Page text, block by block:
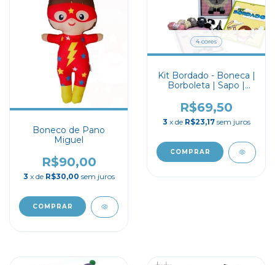
Boneco de Pano
Miguel
R$90,00
3 x de R$30,00 sem juros
4 cores
Kit Bordado - Boneca |
Borboleta | Sapo |
R$69,50
3 x de R$23,17 sem juros
COMPRAR